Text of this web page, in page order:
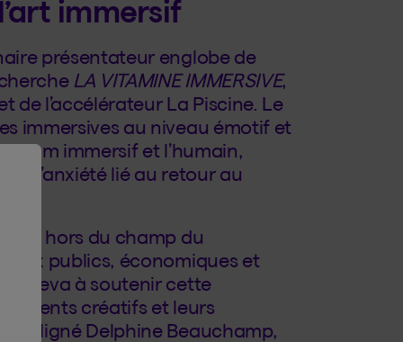
immersif
présentateur englobe de
LA VITAMINE IMMERSIVE,
de l’accélérateur La Piscine. Le
immersives au niveau émotif et
immersif et l’humain,
d’anxiété lié au retour au
hors du champ du
publics, économiques et
Beneva à soutenir cette
talents créatifs et leurs
Delphine Beauchamp,